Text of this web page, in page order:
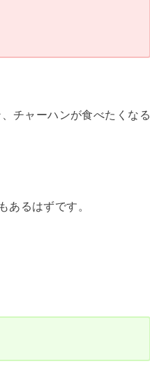
チャーハンが食べたくなる
あるはずです。